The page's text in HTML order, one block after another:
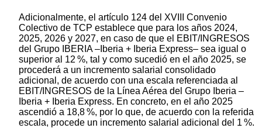
Adicionalmente, el artículo 124 del XVIII Convenio
Colectivo de TCP establece que para los años 2024,
2025, 2026 y 2027, en caso de que el EBIT/INGRESOS
del Grupo IBERIA –Iberia + Iberia Express– sea igual o
superior al 12 %, tal y como sucedió en el año 2025, se
procederá a un incremento salarial consolidado
adicional, de acuerdo con una escala referenciada al
EBIT/INGRESOS de la Línea Aérea del Grupo Iberia –
Iberia + Iberia Express. En concreto, en el año 2025
ascendió a 18,8 %, por lo que, de acuerdo con la referida
escala, procede un incremento salarial adicional del 1 %.